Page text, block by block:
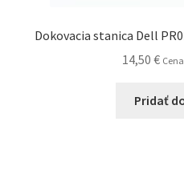
Dokovacia stanica Dell
14,50 €
Pridať